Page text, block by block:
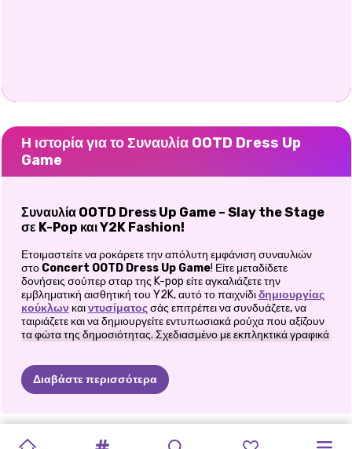
Η ιστορία για το Συναυλία OOTD Dress Up
Game
Συναυλία OOTD Dress Up Game – Slay the Stage
σε K-Pop και Y2K Fashion!
Ετοιμαστείτε να ροκάρετε την απόλυτη εμφάνιση συναυλιών
στο Concert OOTD Dress Up Game! Είτε μεταδίδετε
δονήσεις σούπερ σταρ της K-pop είτε αγκαλιάζετε την
εμβληματική αισθητική του Y2K, αυτό το παιχνίδιδημιουργίας
κούκλων καιντυσίματοςσάς επιτρέπει να συνδυάζετε, να
ταιριάζετε και να δημιουργείτε εντυπωσιακά ρούχα που αξίζουν
τα φώτα της δημοσιότητας. Σχεδιασμένο με εκπληκτικά γραφικά
έτοιμος να κλέψεις την παράσταση και να γίνεις το απόλυτο
fashion icon συναυλιών; Ας βουτήξουμε στον λαμπερό κόσμο
Βήμα 1: Επιλέξτε την αισθητική της συναυλίας σας!
Διαβάστε περισσότερα
ΦΥΣΙΚΌ
E-GIRL ΣΥΝΑΥΛΊΑ
ANIME ΔΙΑΣΗΜΌΤΗΤΑ: ΣΧΟΛΉ